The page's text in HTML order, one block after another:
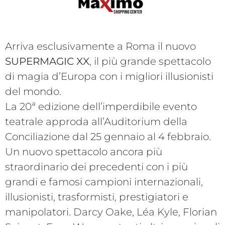
Arriva esclusivamente a Roma il nuovo
SUPERMAGIC XX, il più grande spettacolo
di magia d’Europa con i migliori illusionisti
del mondo.
La 20ª edizione dell’imperdibile evento
teatrale approda all’Auditorium della
Conciliazione dal 25 gennaio al 4 febbraio.
Un nuovo spettacolo ancora più
straordinario dei precedenti con i più
grandi e famosi campioni internazionali,
illusionisti, trasformisti, prestigiatori e
manipolatori. Darcy Oake, Léa Kyle, Florian